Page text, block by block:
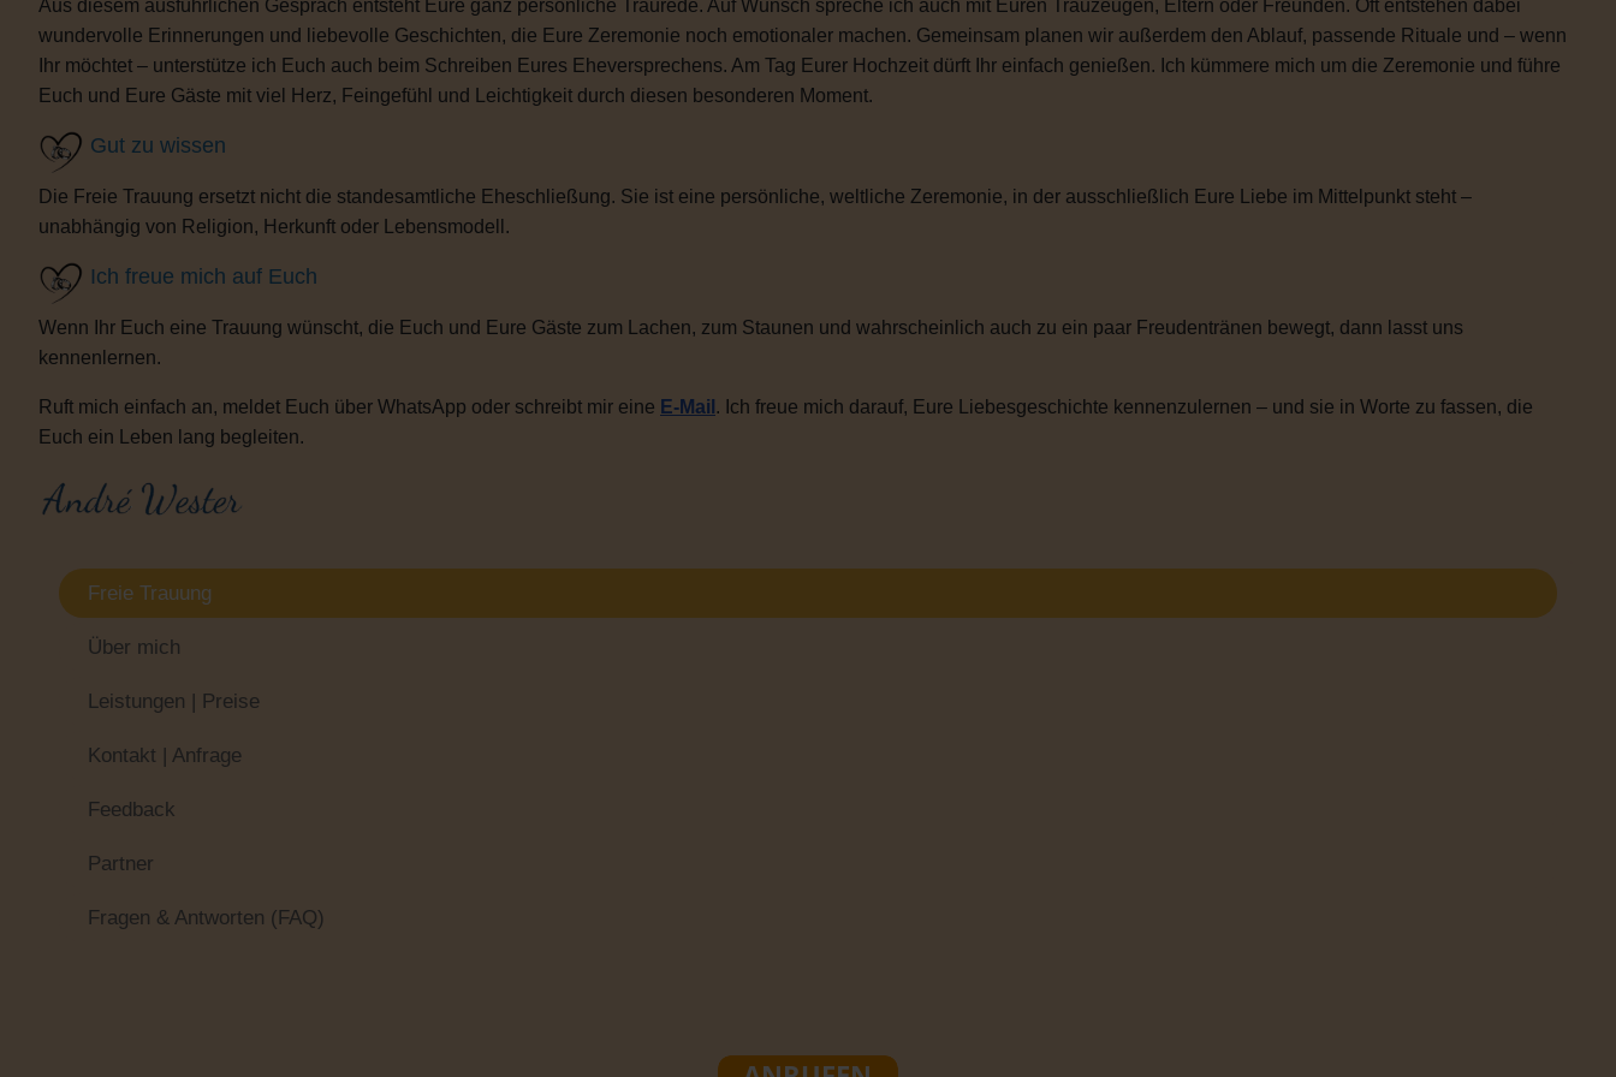
Freie Trauung
Über mich
Leistungen | Preise
Kontakt | Anfrage
Feedback
Partner
Fragen & Antworten (FAQ)
Aus diesem ausführlichen Gespräch entsteht Eure ganz persönliche Traurede. Auf Wunsch spreche ich auch mit Euren Trauzeugen, Eltern oder Freunden. Oft entstehen dabei
wundervolle Erinnerungen und liebevolle Geschichten, die Eure Zeremonie noch emotionaler machen. Gemeinsam planen wir außerdem den Ablauf, passende Rituale und – wenn
Ihr möchtet – unterstütze ich Euch auch beim Schreiben Eures Eheversprechens. Am Tag Eurer Hochzeit dürft Ihr einfach genießen. Ich kümmere mich um die Zeremonie und führe
Euch und Eure Gäste mit viel Herz, Feingefühl und Leichtigkeit durch diesen besonderen Moment.
Gut zu wissen
Die Freie Trauung ersetzt nicht die standesamtliche Eheschließung. Sie ist eine persönliche, weltliche Zeremonie, in der ausschließlich Eure Liebe im Mittelpunkt steht –
unabhängig von Religion, Herkunft oder Lebensmodell.
Ich freue mich auf Euch
Wenn Ihr Euch eine Trauung wünscht, die Euch und Eure Gäste zum Lachen, zum Staunen und wahrscheinlich auch zu ein paar Freudentränen bewegt, dann lasst uns
kennenlernen.
Ruft mich einfach an, meldet Euch über WhatsApp oder schreibt mir eine E-Mail . Ich freue mich darauf, Eure Liebesgeschichte kennenzulernen – und sie in Worte zu fassen, die
Euch ein Leben lang begleiten.